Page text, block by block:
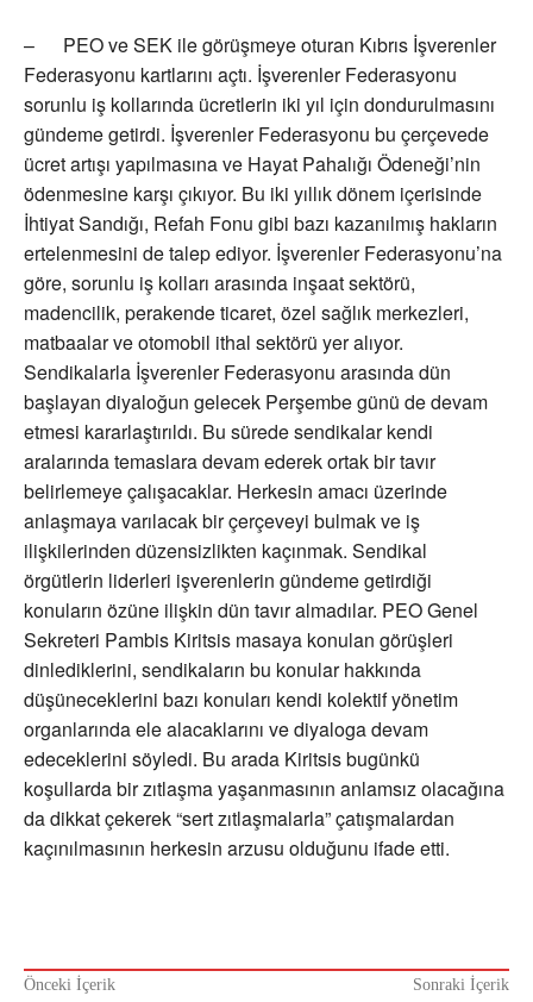
– PEO ve SEK ile görüşmeye oturan Kıbrıs İşverenler
Federasyonu kartlarını açtı. İşverenler Federasyonu
sorunlu iş kollarında ücretlerin iki yıl için dondurulmasını
gündeme getirdi. İşverenler Federasyonu bu çerçevede
ücret artışı yapılmasına ve Hayat Pahalığı Ödeneği’nin
ödenmesine karşı çıkıyor. Bu iki yıllık dönem içerisinde
İhtiyat Sandığı, Refah Fonu gibi bazı kazanılmış hakların
ertelenmesini de talep ediyor. İşverenler Federasyonu’na
göre, sorunlu iş kolları arasında inşaat sektörü,
madencilik, perakende ticaret, özel sağlık merkezleri,
matbaalar ve otomobil ithal sektörü yer alıyor.
Sendikalarla İşverenler Federasyonu arasında dün
başlayan diyaloğun gelecek Perşembe günü de devam
etmesi kararlaştırıldı. Bu sürede sendikalar kendi
aralarında temaslara devam ederek ortak bir tavır
belirlemeye çalışacaklar. Herkesin amacı üzerinde
anlaşmaya varılacak bir çerçeveyi bulmak ve iş
ilişkilerinden düzensizlikten kaçınmak. Sendikal
örgütlerin liderleri işverenlerin gündeme getirdiği
konuların özüne ilişkin dün tavır almadılar. PEO Genel
Sekreteri Pambis Kiritsis masaya konulan görüşleri
dinlediklerini, sendikaların bu konular hakkında
düşüneceklerini bazı konuları kendi kolektif yönetim
organlarında ele alacaklarını ve diyaloga devam
edeceklerini söyledi. Bu arada Kiritsis bugünkü
koşullarda bir zıtlaşma yaşanmasının anlamsız olacağına
da dikkat çekerek “sert zıtlaşmalarla” çatışmalardan
kaçınılmasının herkesin arzusu olduğunu ifade etti.
Önceki İçerik Sonraki İçerik